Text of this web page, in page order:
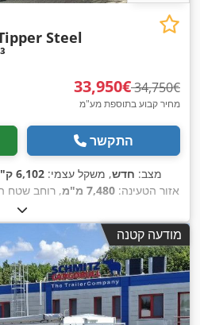
Steel
‏33,950 ‏€ ‏34,750 ‏€
מחיר קבוע בתוספת מע"מ
התקשר
מצב: חדש, משקל עצמי: 6,102 ק"ג
אזור הטעינה: 7,480 מ"מ , רוחב שטח
, נפח שטח טעינה:
, שנת ייצור:2026, ציוד:מערכת
מודעה קטנה